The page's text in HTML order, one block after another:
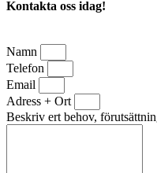
Kontakta oss idag!
Namn
Telefon
Email
Adress + Ort
Beskriv ert behov,